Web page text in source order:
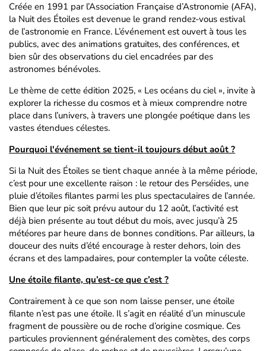
Créée en 1991 par l’Association Française d’Astronomie (AFA),
la Nuit des Étoiles est devenue le grand rendez-vous estival
de l’astronomie en France. L’événement est ouvert à tous les
publics, avec des animations gratuites, des conférences, et
bien sûr des observations du ciel encadrées par des
astronomes bénévoles.
Le thème de cette édition 2025, « Les océans du ciel », invite à
explorer la richesse du cosmos et à mieux comprendre notre
place dans l’univers, à travers une plongée poétique dans les
vastes étendues célestes.
Pourquoi l'événement se tient-il toujours début août ?
Si la Nuit des Étoiles se tient chaque année à la même période,
c’est pour une excellente raison : le retour des Perséides, une
pluie d’étoiles filantes parmi les plus spectaculaires de l’année.
Bien que leur pic soit prévu autour du 12 août, l’activité est
déjà bien présente au tout début du mois, avec jusqu’à 25
météores par heure dans de bonnes conditions. Par ailleurs, la
douceur des nuits d’été encourage à rester dehors, loin des
écrans et des lampadaires, pour contempler la voûte céleste.
Une étoile filante, qu’est-ce que c’est ?
Contrairement à ce que son nom laisse penser, une étoile
filante n’est pas une étoile. Il s’agit en réalité d’un minuscule
fragment de poussière ou de roche d’origine cosmique. Ces
particules proviennent généralement des comètes, des corps